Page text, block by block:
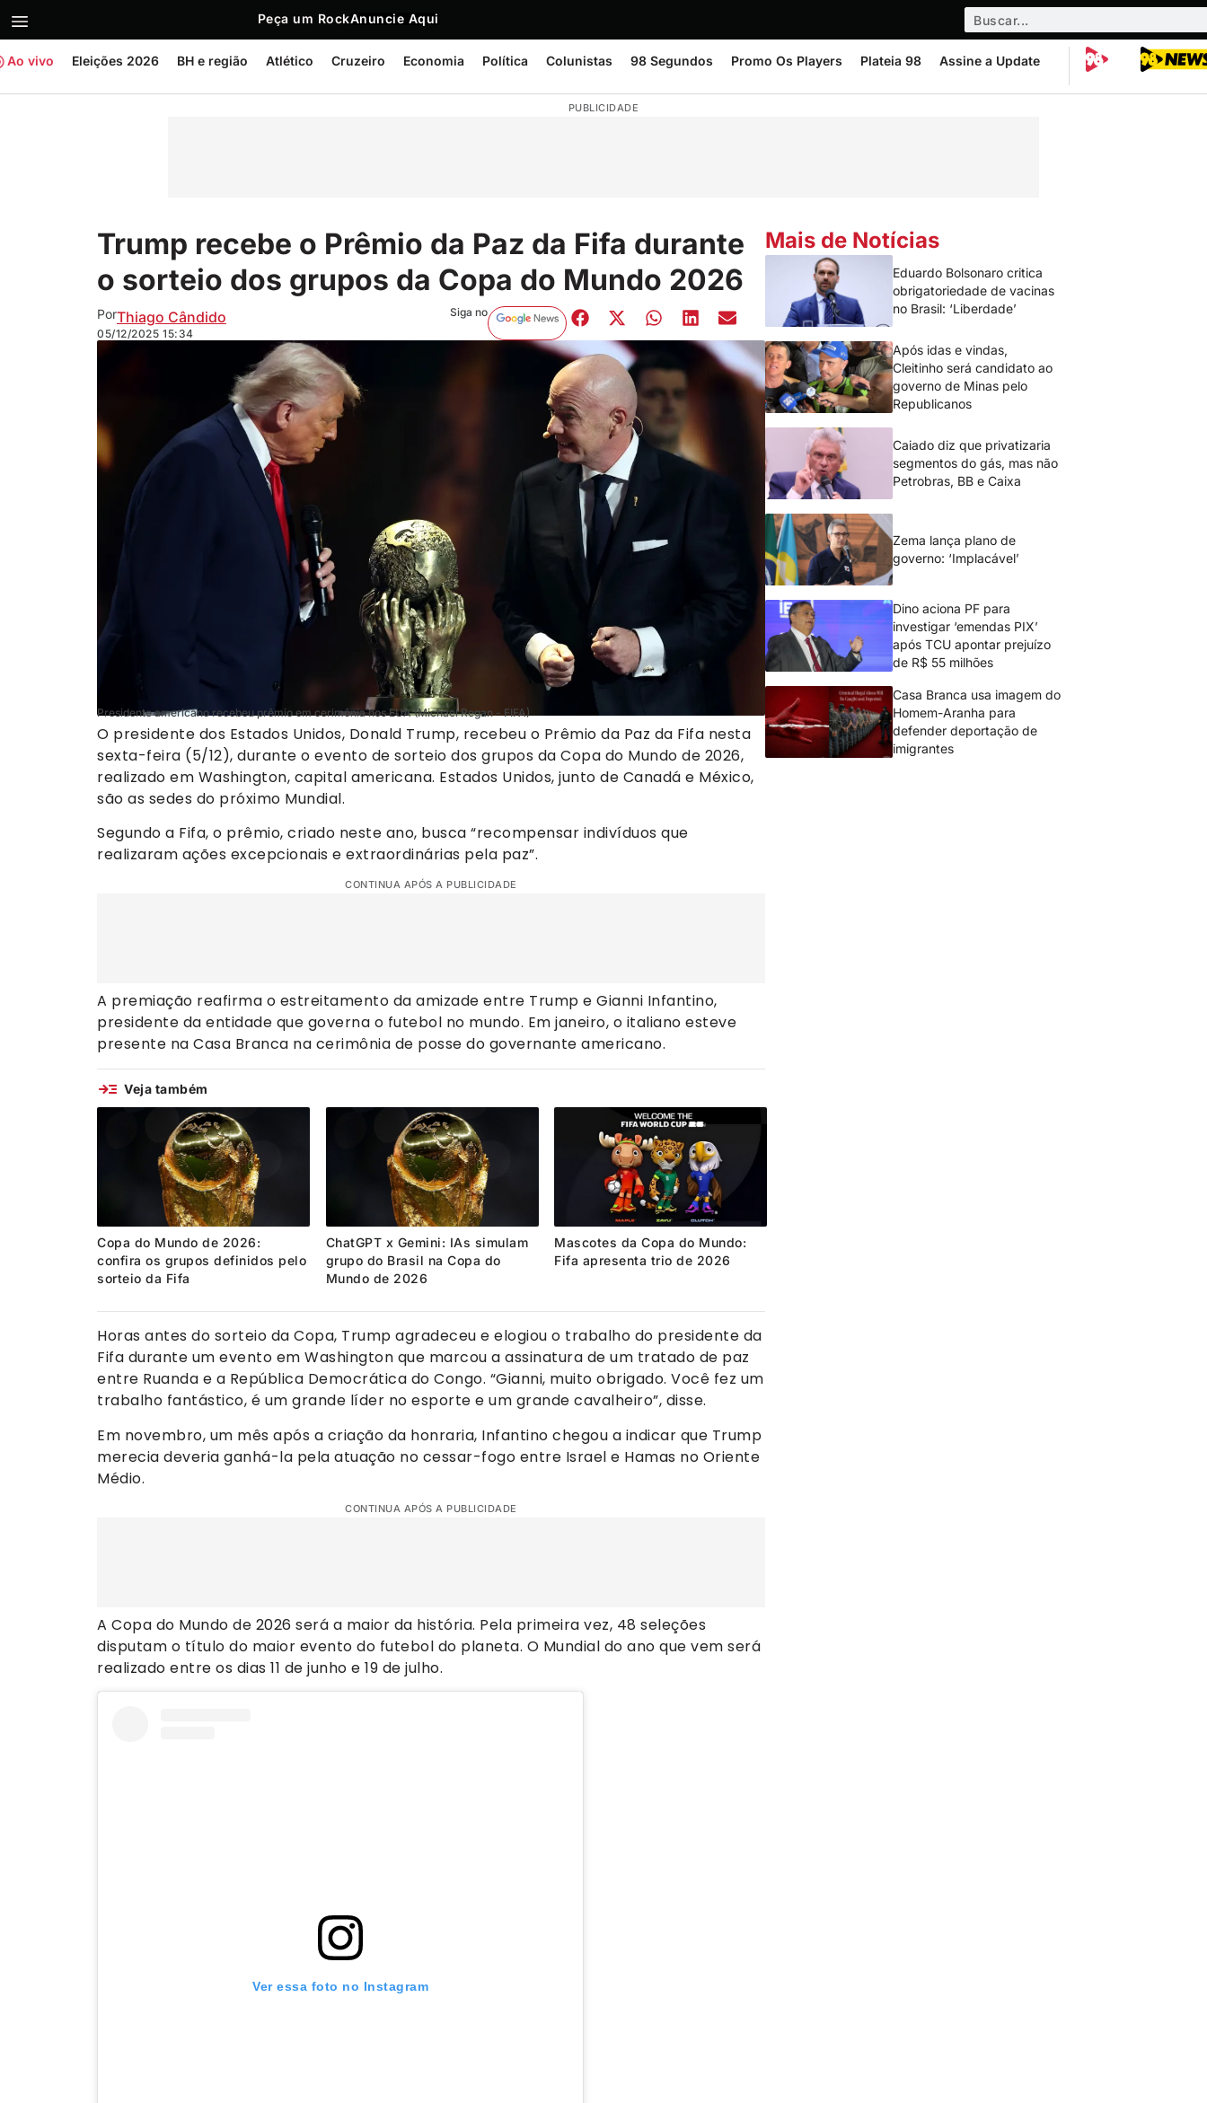
Peça um RockAnuncie Aqui
Ao vivo Eleições 2026 BH e região Atlético Cruzeiro Economia Política Colunistas 98 Segundos Promo Os Players Plateia 98 Assine a Update
PUBLICIDADE
Trump recebe o Prêmio da Paz da Fifa durante
o sorteio dos grupos da Copa do Mundo 2026
PorThiago Cândido
05/12/2025 15:34
Siga no
Presidente americano recebeu prêmio em cerimônia nos EUA (Michael Regan - FIFA)
O presidente dos Estados Unidos, Donald Trump, recebeu o Prêmio da Paz da Fifa nesta
sexta-feira (5/12), durante o evento de sorteio dos grupos da Copa do Mundo de 2026,
realizado em Washington, capital americana. Estados Unidos, junto de Canadá e México,
são as sedes do próximo Mundial.
Segundo a Fifa, o prêmio, criado neste ano, busca “recompensar indivíduos que
realizaram ações excepcionais e extraordinárias pela paz”.
CONTINUA APÓS A PUBLICIDADE
A premiação reafirma o estreitamento da amizade entre Trump e Gianni Infantino,
presidente da entidade que governa o futebol no mundo. Em janeiro, o italiano esteve
presente na Casa Branca na cerimônia de posse do governante americano.
Veja também
Copa do Mundo de 2026:
confira os grupos definidos pelo
sorteio da Fifa
ChatGPT x Gemini: IAs simulam
grupo do Brasil na Copa do
Mundo de 2026
Mascotes da Copa do Mundo:
Fifa apresenta trio de 2026
Horas antes do sorteio da Copa, Trump agradeceu e elogiou o trabalho do presidente da
Fifa durante um evento em Washington que marcou a assinatura de um tratado de paz
entre Ruanda e a República Democrática do Congo. “Gianni, muito obrigado. Você fez um
trabalho fantástico, é um grande líder no esporte e um grande cavalheiro”, disse.
Em novembro, um mês após a criação da honraria, Infantino chegou a indicar que Trump
merecia deveria ganhá-la pela atuação no cessar-fogo entre Israel e Hamas no Oriente
Médio.
CONTINUA APÓS A PUBLICIDADE
A Copa do Mundo de 2026 será a maior da história. Pela primeira vez, 48 seleções
disputam o título do maior evento do futebol do planeta. O Mundial do ano que vem será
realizado entre os dias 11 de junho e 19 de julho.
Ver essa foto no Instagram
Mais de Notícias
Eduardo Bolsonaro critica
obrigatoriedade de vacinas
no Brasil: ‘Liberdade’
Após idas e vindas,
Cleitinho será candidato ao
governo de Minas pelo
Republicanos
Caiado diz que privatizaria
segmentos do gás, mas não
Petrobras, BB e Caixa
Zema lança plano de
governo: ‘Implacável’
Dino aciona PF para
investigar ‘emendas PIX’
após TCU apontar prejuízo
de R$ 55 milhões
Casa Branca usa imagem do
Homem-Aranha para
defender deportação de
imigrantes